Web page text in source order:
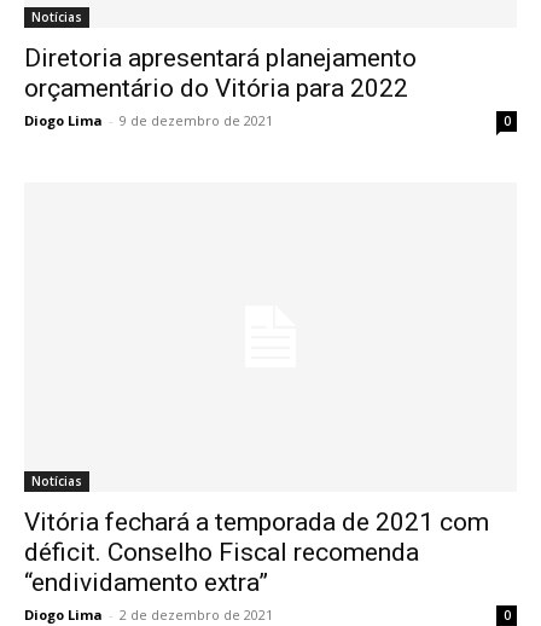
Notícias
Diretoria apresentará planejamento
orçamentário do Vitória para 2022
Diogo Lima - 9 de dezembro de 2021 0
Notícias
Vitória fechará a temporada de 2021 com
déficit. Conselho Fiscal recomenda
“endividamento extra”
Diogo Lima - 2 de dezembro de 2021 0